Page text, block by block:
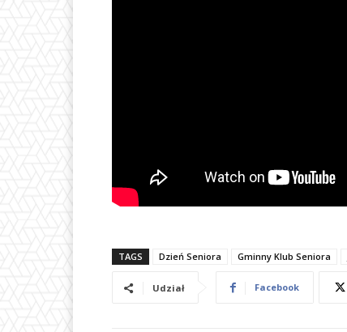
TAGS Dzień Seniora Gminny Klub Seniora
Udział Facebook